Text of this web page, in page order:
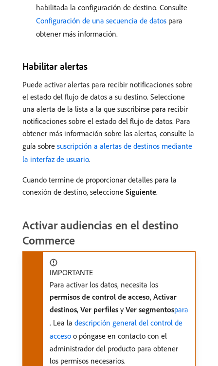
habilitada la configuración de destino. Consulte
Configuración de una secuencia de datos para
obtener más información.
Habilitar alertas
Puede activar alertas para recibir notificaciones sobre
el estado del flujo de datos a su destino. Seleccione
una alerta de la lista a la que suscribirse para recibir
notificaciones sobre el estado del flujo de datos. Para
obtener más información sobre las alertas, consulte la
guía sobre suscripción a alertas de destinos mediante
la interfaz de usuario.
Cuando termine de proporcionar detalles para la
conexión de destino, seleccione Siguiente.
Activar audiencias en el destino
Commerce
IMPORTANTE
Para activar los datos, necesita los
permisos de control de acceso, Activar
destinos, Ver perfiles yVer segmentospara
. Lea la descripción general del control de
acceso o póngase en contacto con el
administrador del producto para obtener
los permisos necesarios.